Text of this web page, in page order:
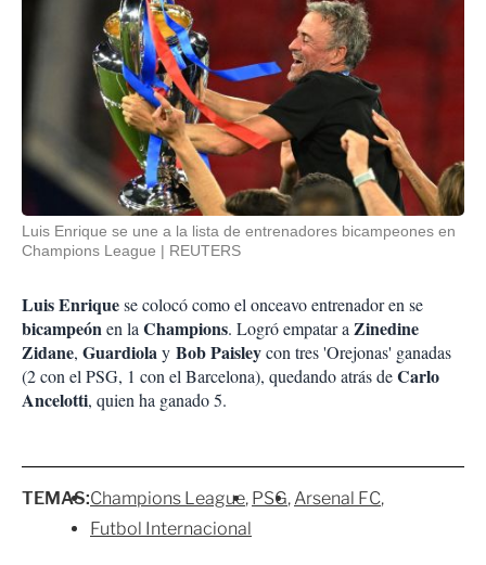
Luis Enrique se une a la lista de entrenadores bicampeones en
Champions League
REUTERS
Luis Enriquese colocó como el onceavo entrenador en se
bicampeónen la Champions. Logró empatar a Zinedine
Zidane, Guardiolay Bob Paisleycon tres 'Orejonas' ganadas
(2 con el PSG, 1 con el Barcelona), quedando atrás deCarlo
Ancelotti, quien ha ganado 5.
TEMAS:Champions League PSG Arsenal FC
Futbol Internacional